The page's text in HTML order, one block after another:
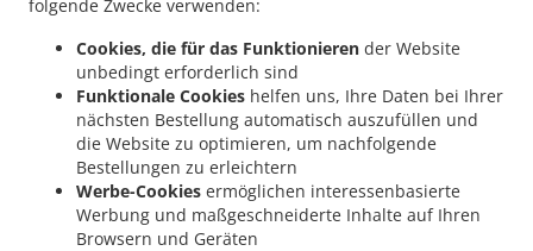
folgende Zwecke verwenden:
Cookies, die für das Funktionieren der Website
unbedingt erforderlich sind
Funktionale Cookies helfen uns, Ihre Daten bei Ihrer
nächsten Bestellung automatisch auszufüllen und
die Website zu optimieren, um nachfolgende
Bestellungen zu erleichtern
Werbe-Cookies ermöglichen interessenbasierte
Werbung und maßgeschneiderte Inhalte auf Ihren
Browsern und Geräten
Herzogenbuchsee
. Pizza Lieferservice Heimenhausen .
Pizza Lieferservice
Röthenbach Herzogenbuchsee . Pizza Lieferservice Herzogenbuchsee Oberönz
Lieferservice Herzogenbuchsee
. Pizza Lieferservice Utzenstorf . Pizza Lieferservice
Hubersdorf . Pizza Lieferservice Kammersrohr . Pizza Lieferservice Oberönz
Lieferservice Oberbipp . Pizza Lieferservice Alchenstorf
Pizza Lieferservice Oberbalmberg . Pizza Lieferservice Wiler bei Utzenstorf
Lieferservice Röthenbach bei Hb
. Pizza Lieferservice Wanzwil .